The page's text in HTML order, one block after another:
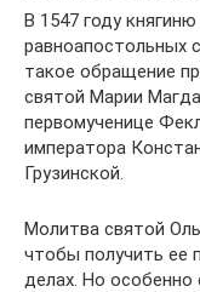
В 1547 году
равноапостольных
такое обращение
святой Марии
первомученице
императора
Грузинской.
Молитва святой
чтобы получить ее
делах. Но